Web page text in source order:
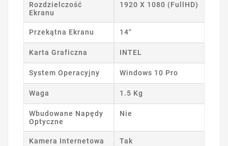
Rozdzielczość
Ekranu
1920 X 1080 (FullHD)
Przekątna Ekranu 14"
Karta Graficzna INTEL
System Operacyjny Windows 10 Pro
Waga 1.5 Kg
Wbudowane Napędy
Optyczne
Nie
Kamera Internetowa Tak